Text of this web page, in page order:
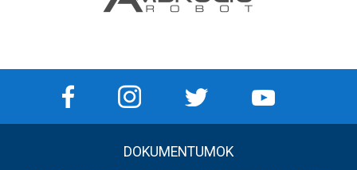
DOKUMENTUMOK